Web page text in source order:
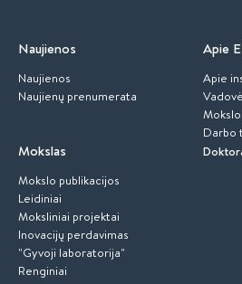
Naujienos
Naujienos
Naujienų prenumerata
Apie
Apie
Vadovė
Darbo
Mokslas
Mokslo publikacijos
Leidiniai
Moksliniai projektai
Inovacijų perdavimas
"Gyvoji laboratorija"
Renginiai